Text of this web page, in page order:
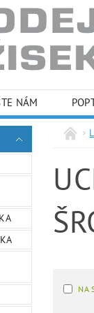
NÁM
ÚDAJŮ
NA